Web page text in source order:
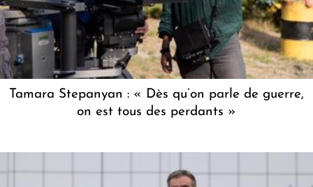
Tamara Stepanyan : « Dès qu’on parle de guerre,
on est tous des perdants »